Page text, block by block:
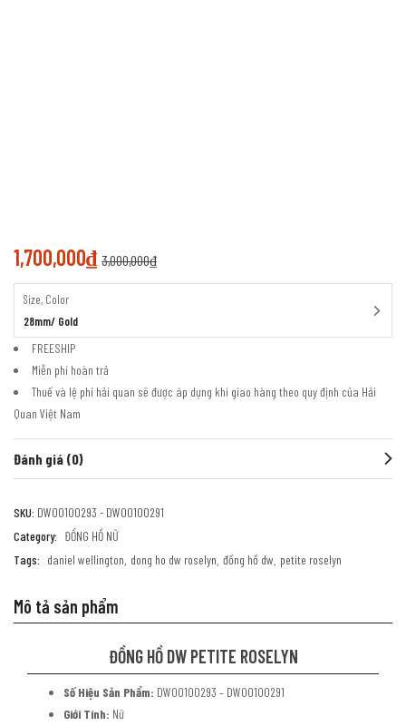
1,700,000₫ 3,000,000₫
Size, Color
28mm/ Gold
FREESHIP
Miễn phí hoàn trả
Thuế và lệ phí hải quan sẽ được áp dụng khi giao hàng theo quy định của Hải
Quan Việt Nam
Đánh giá (0)
SKU: DW00100293 - DW00100291
Category: ĐỒNG HỒ NỮ
Tags: daniel wellington dong ho dw roselyn đồng hồ dw petite roselyn
Mô tả sản phẩm
ĐỒNG HỒ DW PETITE ROSELYN
Số Hiệu Sản Phẩm: DW00100293 – DW00100291
Giới Tính: Nữ